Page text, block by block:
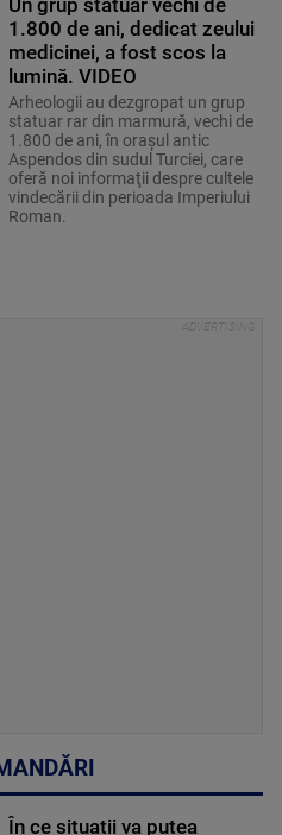
Un grup statuar vechi de
1.800 de ani, dedicat zeului
medicinei, a fost scos la
lumină. VIDEO
Arheologii au dezgropat un grup
statuar rar din marmură, vechi de
1.800 de ani, în oraşul antic
Aspendos din sudul Turciei, care
oferă noi informaţii despre cultele
vindecării din perioada Imperiului
Roman.
În ce situații va putea